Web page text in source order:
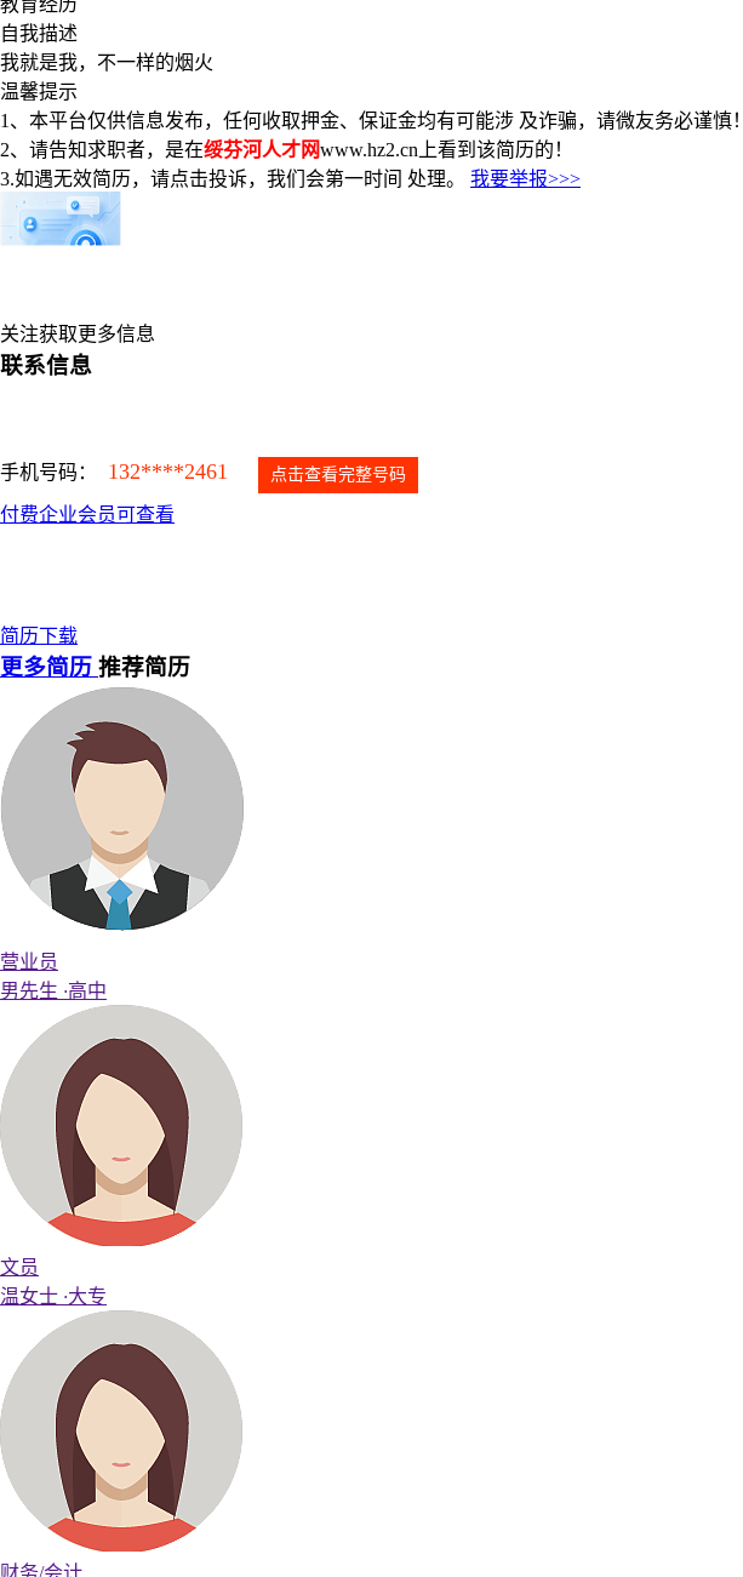
教育经历
自我描述
我就是我，不一样的烟火
温馨提示
1、本平台仅供信息发布，任何收取押金、保证金均有可能涉 及诈骗，请微友务必谨慎！
2、请告知求职者，是在绥芬河人才网www.hz2.cn上看到该简历的！
3.如遇无效简历，请点击投诉，我们会第一时间 处理。 我要举报>>>
关注获取更多信息
联系信息
手机号码： 132****2461 点击查看完整号码
付费企业会员可查看
简历下载
更多简历 推荐简历
营业员
男先生 ·高中
文员
温女士 ·大专
财务/会计